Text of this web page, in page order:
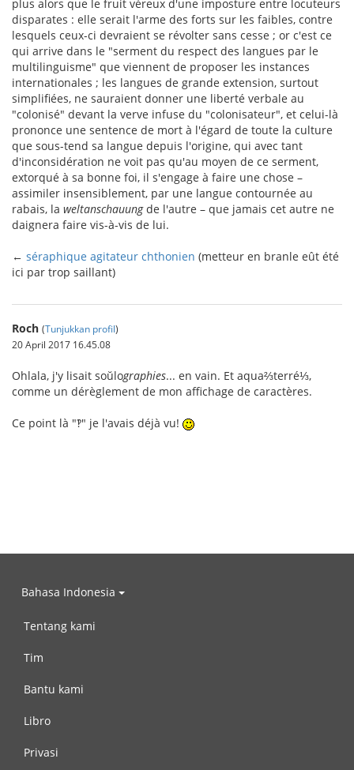
plus alors que le fruit véreux d'une imposture entre locuteurs
disparates : elle serait l'arme des forts sur les faibles, contre
lesquels ceux-ci devraient se révolter sans cesse ; or c'est ce
qui arrive dans le "serment du respect des langues par le
multilinguisme" que viennent de proposer les instances
internationales ; les langues de grande extension, surtout
simplifiées, ne sauraient donner une liberté verbale au
"colonisé" devant la verve infuse du "colonisateur", et celui-là
prononce une sentence de mort à l'égard de toute la culture
que sous-tend sa langue depuis l'origine, qui avec tant
d'inconsidération ne voit pas qu'au moyen de ce serment,
extorqué à sa bonne foi, il s'engage à faire une chose –
assimiler insensiblement, par une langue contournée au
rabais, la weltanschauungde l'autre – que jamais cet autre ne
daignera faire vis-à-vis de lui.
← séraphique agitateur chthonien (metteur en branle eût été
ici par trop saillant)
Roch (Tunjukkan profil)
20 April 2017 16.45.08
Ohlala, j'y lisait soŭlographies... en vain. Et aqua⅔terré⅓,
comme un dérèglement de mon affichage de caractères.
Ce point là "‽" je l'avais déjà vu!
Bahasa Indonesia
Tentang kami
Tim
Bantu kami
Libro
Privasi